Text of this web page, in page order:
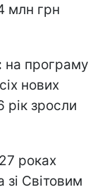
млн грн
на програму
нових
рік зросли
роках
зі Світовим